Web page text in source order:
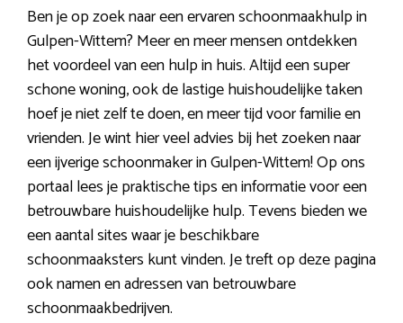
Ben je op zoek naar een ervaren schoonmaakhulp in
Gulpen-Wittem? Meer en meer mensen ontdekken
het voordeel van een hulp in huis. Altijd een super
schone woning, ook de lastige huishoudelijke taken
hoef je niet zelf te doen, en meer tijd voor familie en
vrienden. Je wint hier veel advies bij het zoeken naar
een ijverige schoonmaker in Gulpen-Wittem! Op ons
portaal lees je praktische tips en informatie voor een
betrouwbare huishoudelijke hulp. Tevens bieden we
een aantal sites waar je beschikbare
schoonmaaksters kunt vinden. Je treft op deze pagina
ook namen en adressen van betrouwbare
schoonmaakbedrijven.